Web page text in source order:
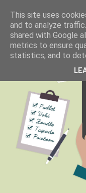
This site uses
and to analyze
shared with Google
metrics to ensure
statistics, and to